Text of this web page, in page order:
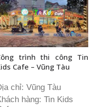
trình thi công Tin
Cafe – Vũng Tàu
chỉ: Vũng Tàu
hàng: Tin Kids